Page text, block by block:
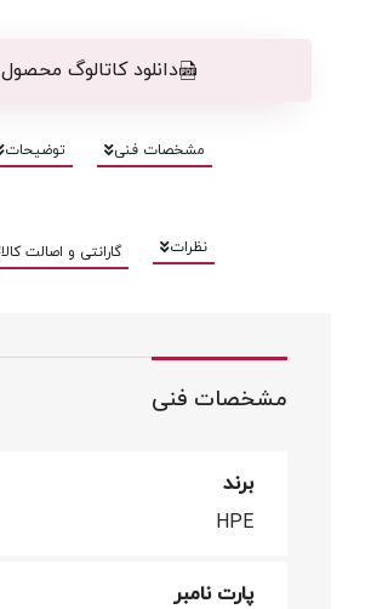
دانلود کاتالوگ محصول
مشخصات فنی توضیحات
نظرات گارانتی و اصالت کالا
مشخصات فنی
برند
HPE
پارت نامبر